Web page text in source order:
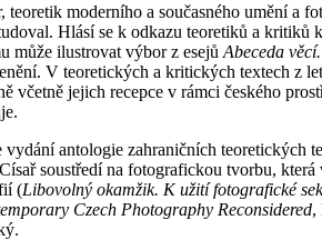
moderního a současného umění a
Hlásí se k odkazu teoretiků a kritiků
může ilustrovat výbor z esejů Abeceda
V teoretických a kritických textech z
včetně jejich recepce v rámci českého
antologie zahraničních teoretických
soustředí na fotografickou tvorbu,
(Libovolný okamžik. K užití fotografické
Czech Photography Reconsidered,